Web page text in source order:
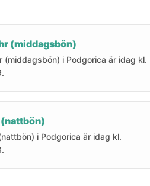
(middagsbön)
(middagsbön) i Podgorica är idag kl.
i Podgorica är idag kl.